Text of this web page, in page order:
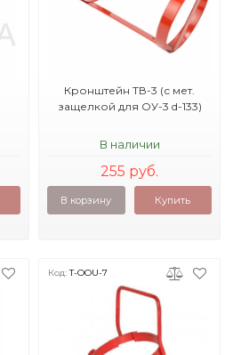
Кронштейн ТВ-3 (с мет.
защелкой для ОУ-3 d-133)
В наличии
255 руб.
В корзину Купить
Код:T-OOU-7